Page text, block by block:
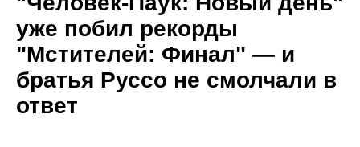
уже побил рекорды
"Мстителей: Финал" — и
братья Руссо не смолчали в
ответ